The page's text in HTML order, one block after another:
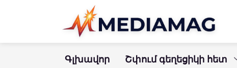
Գլխավոր Շփում գեղեցիկի հետ